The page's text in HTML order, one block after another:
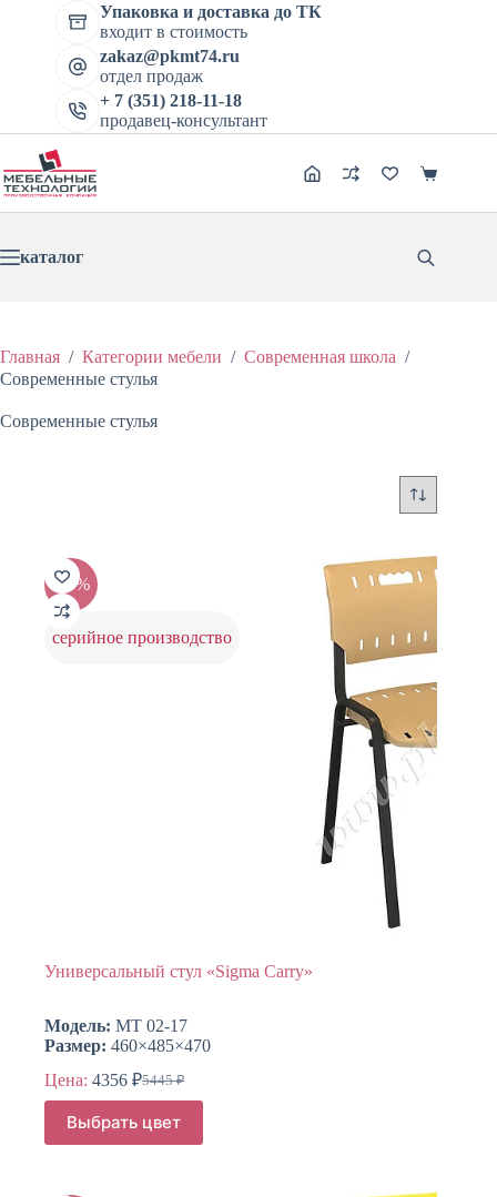
Упаковка и доставка до ТК
входит в стоимость
zakaz@pkmt74.ru
отдел продаж
+ 7 (351) 218-11-18
продавец-консультант
Корзина
каталог
Главная / Категории мебели / Современная школа /
Современные стулья
Современные стулья
-20%
серийное производство
Универсальный стул «Sigma Carry»
Модель: МТ 02-17
Размер: 460×485×470
Цена:
5445₽
Первоначальная
цена
составляла
5445 ₽.
4356 ₽Текущая
цена:
4356 ₽.
Выбрать цвет
Этот
товар
имеет